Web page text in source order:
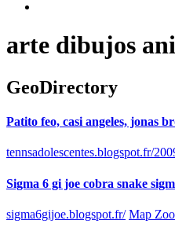
arte dibujos
GeoDirectory
Patito feo, casi angeles, jonas
tennsadolescentes.blogspot.fr/
Sigma 6 gi joe cobra snake
sigma6gijoe.blogspot.fr/ Map